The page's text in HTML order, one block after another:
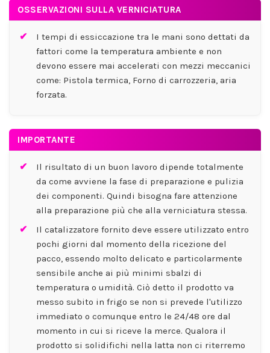
OSSERVAZIONI SULLA VERNICIATURA
I tempi di essiccazione tra le mani sono dettati da
fattori come la temperatura ambiente e non
devono essere mai accelerati con mezzi meccanici
come: Pistola termica, Forno di carrozzeria, aria
forzata.
IMPORTANTE
Il risultato di un buon lavoro dipende totalmente
da come avviene la fase di preparazione e pulizia
dei componenti. Quindi bisogna fare attenzione
alla preparazione più che alla verniciatura stessa.
Il catalizzatore fornito deve essere utilizzato entro
pochi giorni dal momento della ricezione del
pacco, essendo molto delicato e particolarmente
sensibile anche ai più minimi sbalzi di
temperatura o umidità. Ciò detto il prodotto va
messo subito in frigo se non si prevede l'utilizzo
immediato o comunque entro le 24/48 ore dal
momento in cui si riceve la merce. Qualora il
prodotto si solidifichi nella latta non ci riterremo